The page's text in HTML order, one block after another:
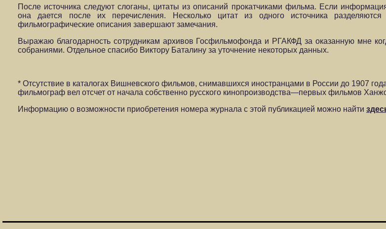
После источника следуют слоганы, цитаты из описаний прокатчиками фильма. Если
она дается после их перечисления. Несколько цитат из одного источника
фильмографические описания завершают замечания.
Выражаю благодарность сотрудникам архивов Госфильмофонда и РГАКФД за оказанную мне
собраниями. Отдельное спасибо Виктору Баталину за уточнение некоторых данных.
* Отсутствие в каталогах Вишневского фильмов, снимавшихся иностранцами в России до 1907
фильмограф вел отсчет от начала собственно русского кинопроизводства—первых фильмов
Информацию о возможности приобретения номера журнала с этой публикацией можно найти